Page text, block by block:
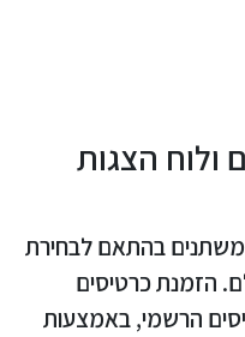
ולוח הצגות
משתנים בהתאם לבחירת
הזמנת כרטיסים
הרשמי, באמצעות